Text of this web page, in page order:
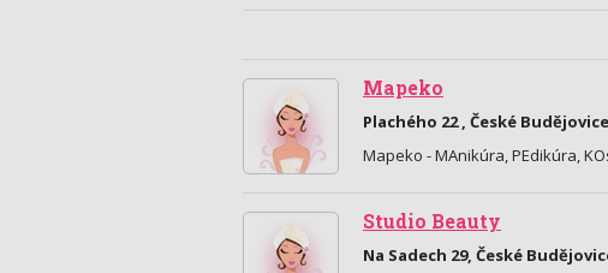
Mapeko
Plachého 22 , České Budějovice
Mapeko - MAnikúra, PEdikúra,
Studio Beauty
Na Sadech 29, České